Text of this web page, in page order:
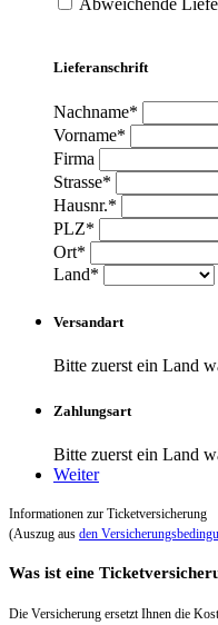
Abweichende
Lieferanschrift
Nachname*
Vorname*
Firma
Strasse*
Hausnr.*
PLZ*
Ort*
Land*
Versandart
Bitte zuerst ein Land
Zahlungsart
Bitte zuerst ein Land
Weiter
Informationen zur Ticketversicherung
(Auszug aus den
Was ist eine
Die Versicherung ersetzt Ihnen die